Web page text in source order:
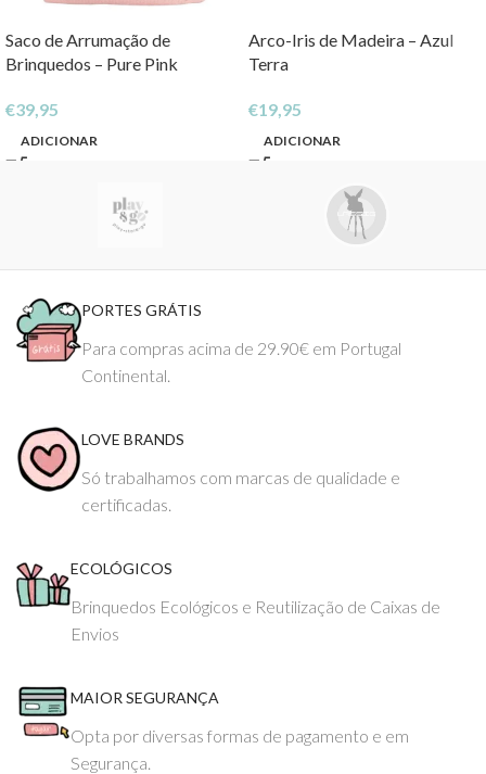
Saco de Arrumação de
Brinquedos – Pure Pink
€39,95
ADICIONAR
Arco-Iris de Madeira – Azul
Terra
€19,95
ADICIONAR
PORTES GRÁTIS
Para compras acima de 29.90€ em Portugal
Continental.
LOVE BRANDS
Só trabalhamos com marcas de qualidade e
certificadas.
ECOLÓGICOS
Brinquedos Ecológicos e Reutilização de Caixas de
Envios
MAIOR SEGURANÇA
Opta por diversas formas de pagamento e em
Segurança.